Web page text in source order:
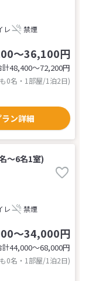
レ 禁煙
～36,100円
計48,400〜72,200円
0名・1部屋/1泊2日)
ラン詳細
～6名1室)
レ 禁煙
～34,000円
計44,000〜68,000円
0名・1部屋/1泊2日)